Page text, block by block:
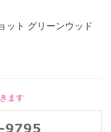
ット グリーンウッド
ます